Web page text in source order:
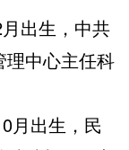
出生，中共
理中心主任科
出生，民